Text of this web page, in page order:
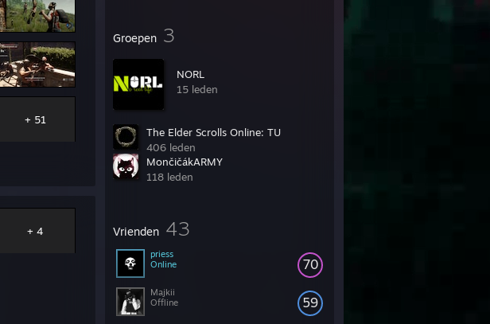
Groepen 3
NORL
15 leden
The Elder Scrolls Online: TU
406 leden
MončičákARMY
118 leden
Vrienden 43
70
priess
Online
59
Majkii
Offline
+ 51
+ 4